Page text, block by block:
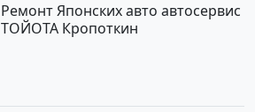
Ремонт Японских авто автосервис
ТОЙОТА Кропоткин